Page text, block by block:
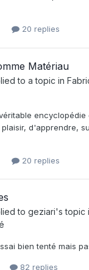
20 replies
Matériau
to a topic in
encyclopédie
d'apprendre,
20 replies
to geziari's topic
bien tenté mais
82 replies